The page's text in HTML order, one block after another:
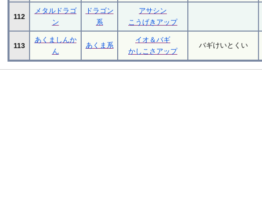
112
メタルドラゴ
ン
ドラゴン
系
アサシン
こうげきアップ
113
あくましんか
ん
あくま系
イオ＆バギ
かしこさアップ
バギけいとくい